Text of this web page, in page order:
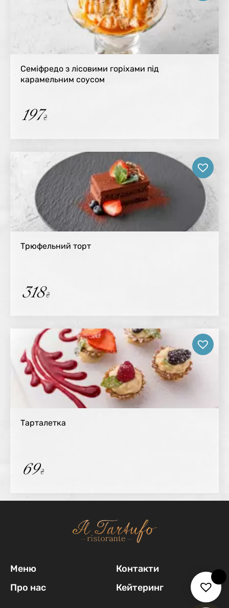
Семіфредо з лісовими горіхами під
карамельним соусом
197₴
Трюфельний торт
318₴
Тарталетка
69₴
Меню
Контакти
Про нас
Кейтеринг